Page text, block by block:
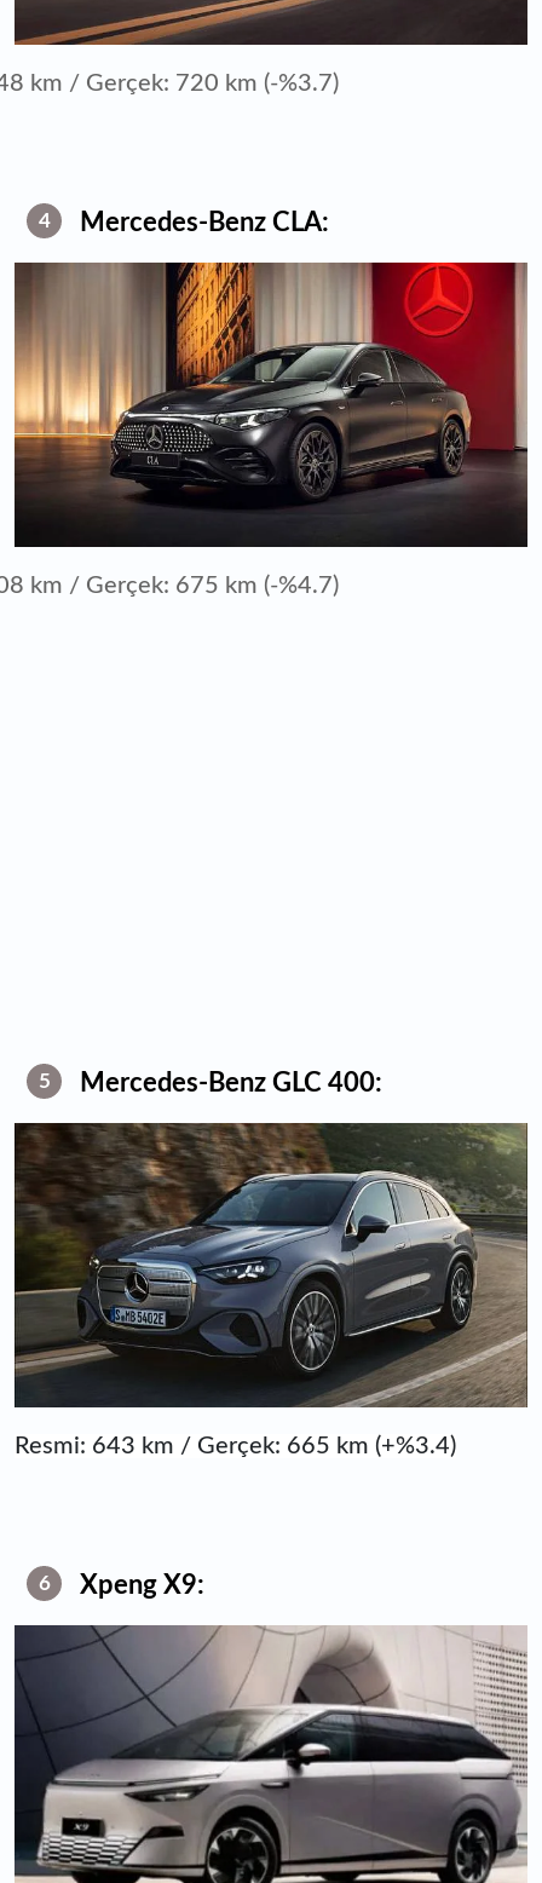
km / Gerçek: 720 km (-%3.7)
4 Mercedes-Benz CLA:
km / Gerçek: 675 km (-%4.7)
5 Mercedes-Benz GLC 400:
Resmi: 643 km / Gerçek: 665 km (+%3.4)
6 Xpeng X9: